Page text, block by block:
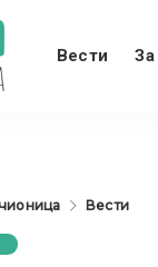
Вести
Вести